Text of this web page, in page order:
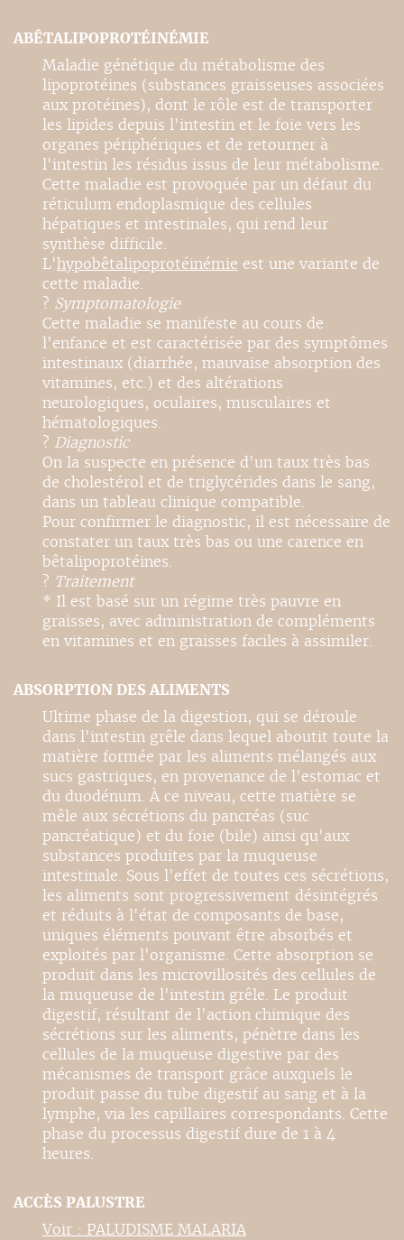
ABÊTALIPOPROTÉINÉMIE
Maladie génétique du métabolisme des
lipoprotéines (substances graisseuses associées
aux protéines), dont le rôle est de transporter
les lipides depuis l'intestin et le foie vers les
organes périphériques et de retourner à
l'intestin les résidus issus de leur métabolisme.
Cette maladie est provoquée par un défaut du
réticulum endoplasmique des cellules
hépatiques et intestinales, qui rend leur
synthèse difficile.
L'hypobêtalipoprotéinémie est une variante de
cette maladie.
? Symptomatologie
Cette maladie se manifeste au cours de
l'enfance et est caractérisée par des symptômes
intestinaux (diarrhée, mauvaise absorption des
vitamines, etc.) et des altérations
neurologiques, oculaires, musculaires et
hématologiques.
? Diagnostic
On la suspecte en présence d'un taux très bas
de cholestérol et de triglycérides dans le sang,
dans un tableau clinique compatible.
Pour confirmer le diagnostic, il est nécessaire de
constater un taux très bas ou une carence en
bêtalipoprotéines.
? Traitement
* Il est basé sur un régime très pauvre en
graisses, avec administration de compléments
en vitamines et en graisses faciles à assimiler.
ABSORPTION DES ALIMENTS
Ultime phase de la digestion, qui se déroule
dans l'intestin grêle dans lequel aboutit toute la
matière formée par les aliments mélangés aux
sucs gastriques, en provenance de l'estomac et
du duodénum. À ce niveau, cette matière se
mêle aux sécrétions du pancréas (suc
pancréatique) et du foie (bile) ainsi qu'aux
substances produites par la muqueuse
intestinale. Sous l'effet de toutes ces sécrétions,
les aliments sont progressivement désintégrés
et réduits à l'état de composants de base,
uniques éléments pouvant être absorbés et
exploités par l'organisme. Cette absorption se
produit dans les microvillosités des cellules de
la muqueuse de l'intestin grêle. Le produit
digestif, résultant de l'action chimique des
sécrétions sur les aliments, pénètre dans les
cellules de la muqueuse digestive par des
mécanismes de transport grâce auxquels le
produit passe du tube digestif au sang et à la
lymphe, via les capillaires correspondants. Cette
phase du processus digestif dure de 1 à 4
heures.
ACCÈS PALUSTRE
Voir : PALUDISME MALARIA